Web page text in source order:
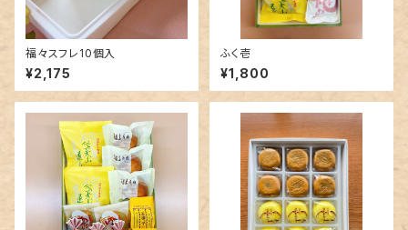
福々スフレ10個入
¥2,175
ふく壱
¥1,800